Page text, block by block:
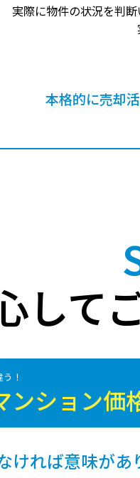
実際に物件の状況を判
本格的に売却
して
！
ンション価
ければ意味があ